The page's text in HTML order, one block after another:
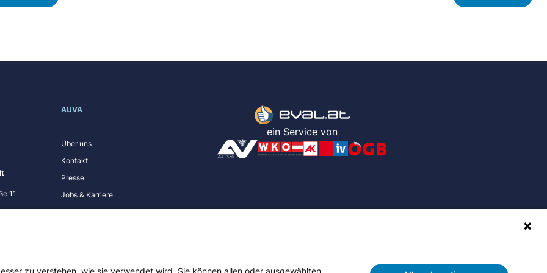
11
AUVA
Über uns
Kontakt
Presse
Jobs & Karriere
Schulungsangebote
ein Service von
zu verstehen, wie sie verwendet wird. Sie können allen oder ausgewählten